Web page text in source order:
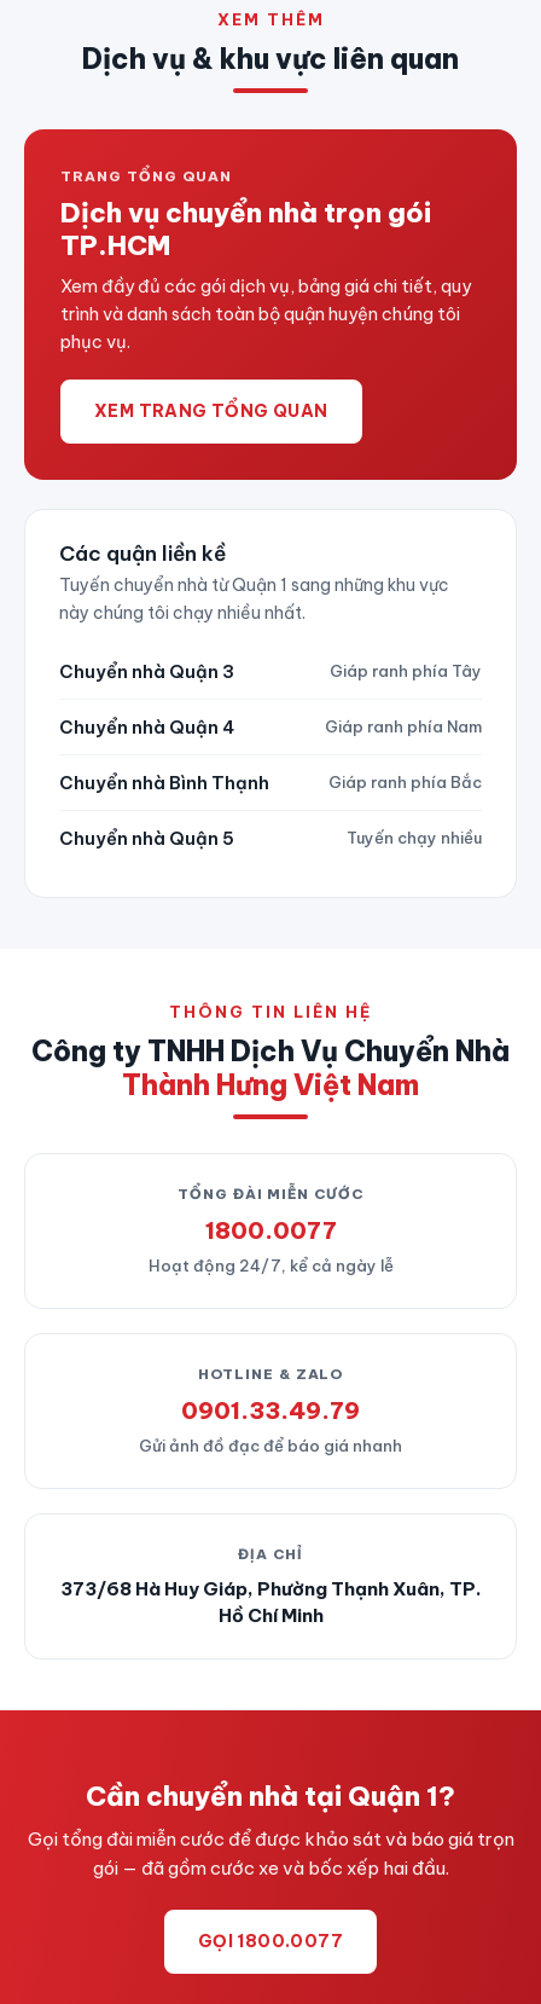
XEM THÊM
Dịch vụ & khu vực liên quan
TRANG TỔNG QUAN
Dịch vụ chuyển nhà trọn gói
TP.HCM
Xem đầy đủ các gói dịch vụ, bảng giá chi tiết, quy
trình và danh sách toàn bộ quận huyện chúng tôi
phục vụ.
XEM TRANG TỔNG QUAN
Các quận liền kề
Tuyến chuyển nhà từ Quận 1 sang những khu vực
này chúng tôi chạy nhiều nhất.
Chuyển nhà Quận 3 Giáp ranh phía Tây
Chuyển nhà Quận 4 Giáp ranh phía Nam
Chuyển nhà Bình Thạnh Giáp ranh phía Bắc
Chuyển nhà Quận 5 Tuyến chạy nhiều
THÔNG TIN LIÊN HỆ
Công ty TNHH Dịch Vụ Chuyển Nhà
Thành Hưng Việt Nam
TỔNG ĐÀI MIỄN CƯỚC
1800.0077
Hoạt động 24/7, kể cả ngày lễ
HOTLINE & ZALO
0901.33.49.79
Gửi ảnh đồ đạc để báo giá nhanh
ĐỊA CHỈ
373/68 Hà Huy Giáp, Phường Thạnh Xuân, TP.
Hồ Chí Minh
Cần chuyển nhà tại Quận 1?
Gọi tổng đài miễn cước để được khảo sát và báo giá trọn
gói — đã gồm cước xe và bốc xếp hai đầu.
GỌI 1800.0077